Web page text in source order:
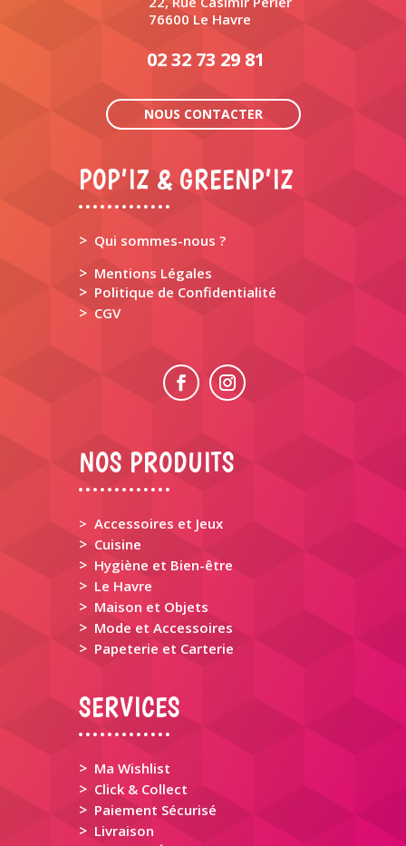
76600 Le Havre
02 32 73 29 81
NOUS CONTACTER
POP’IZ & GREENP’IZ
> Qui sommes-nous ?
> Mentions Légales
> Politique de Confidentialité
> CGV
NOS PRODUITS
> Accessoires et Jeux
> Cuisine
> Hygiène et Bien-être
> Le Havre
> Maison et Objets
> Mode et Accessoires
> Papeterie et Carterie
SERVICES
> Ma Wishlist
> Click & Collect
> Paiement Sécurisé
> Livraison